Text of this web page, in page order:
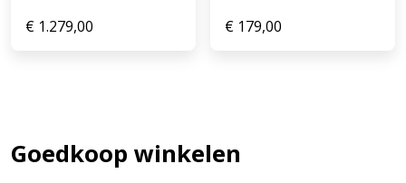
€ 1.279,00 € 179,00
Goedkoop winkelen